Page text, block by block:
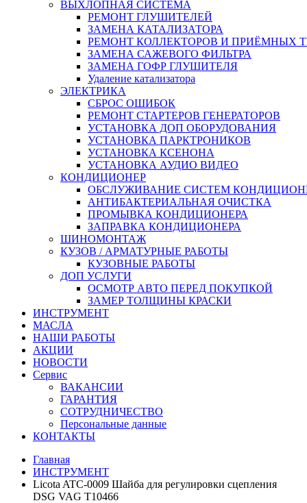
ВЫХЛОПНАЯ СИСТЕМА
РЕМОНТ ГЛУШИТЕЛЕЙ
ЗАМЕНА КАТАЛИЗАТОРА
РЕМОНТ КОЛЛЕКТОРОВ И ПРИЁМНЫХ
ЗАМЕНА САЖЕВОГО ФИЛЬТРА
ЗАМЕНА ГОФР ГЛУШИТЕЛЯ
Удаление катализатора
ЭЛЕКТРИКА
СБРОС ОШИБОК
РЕМОНТ СТАРТЕРОВ ГЕНЕРАТОРОВ
УСТАНОВКА ДОП ОБОРУДОВАНИЯ
УСТАНОВКА ПАРКТРОНИКОВ
УСТАНОВКА КСЕНОНА
УСТАНОВКА АУДИО ВИДЕО
КОНДИЦИОНЕР
ОБСЛУЖИВАНИЕ СИСТЕМ
АНТИБАКТЕРИАЛЬНАЯ ОЧИСТКА
ПРОМЫВКА КОНДИЦИОНЕРА
ЗАПРАВКА КОНДИЦИОНЕРА
ШИНОМОНТАЖ
КУЗОВ / АРМАТУРНЫЕ РАБОТЫ
КУЗОВНЫЕ РАБОТЫ
ДОП УСЛУГИ
ОСМОТР АВТО ПЕРЕД ПОКУПКОЙ
ЗАМЕР ТОЛЩИНЫ КРАСКИ
ИНСТРУМЕНТ
МАСЛА
НАШИ РАБОТЫ
АКЦИИ
НОВОСТИ
Сервис
ВАКАНСИИ
ГАРАНТИЯ
СОТРУДНИЧЕСТВО
Персональные данные
КОНТАКТЫ
Главная
ИНСТРУМЕНТ
Licota ATC-0009 Шайба для регулировки сцепления
DSG VAG T10466